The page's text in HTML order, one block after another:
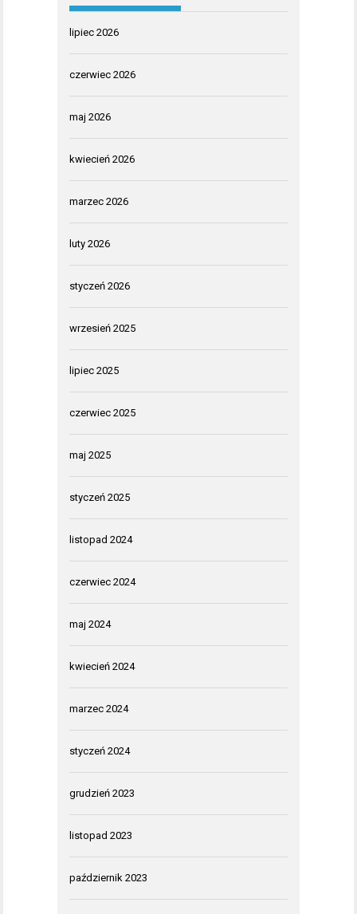
lipiec 2026
czerwiec 2026
maj 2026
kwiecień 2026
marzec 2026
luty 2026
styczeń 2026
wrzesień 2025
lipiec 2025
czerwiec 2025
maj 2025
styczeń 2025
listopad 2024
czerwiec 2024
maj 2024
kwiecień 2024
marzec 2024
styczeń 2024
grudzień 2023
listopad 2023
październik 2023